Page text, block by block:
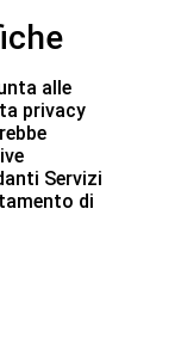
alle
privacy
Servizi
di